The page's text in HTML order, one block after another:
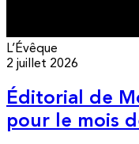
L’Évêque
2 juillet 2026
Éditorial de
pour le mois